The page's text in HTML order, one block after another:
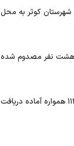
شهرستان کوثر به محل
یک دستگاه خودرو دنا با یک دستگاه پراید، ۲ نفر جان باخته و هشت نفر مصدوم شده
وی با اشاره به اینکه نجاتگران هلال احمر ۲۴ ساعته آماده ارائه خدمات به هموطنان هستند، بیان کرد: سامانه پاسخگویی به حوادث ۱۱۲ همواره آماده دریافت